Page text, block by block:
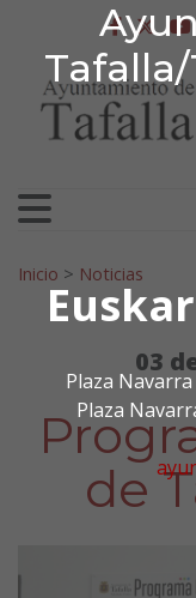
Plaza Navarra
Plaza
Ir al contenido
Search for:
Inicio > Noticias
03
de